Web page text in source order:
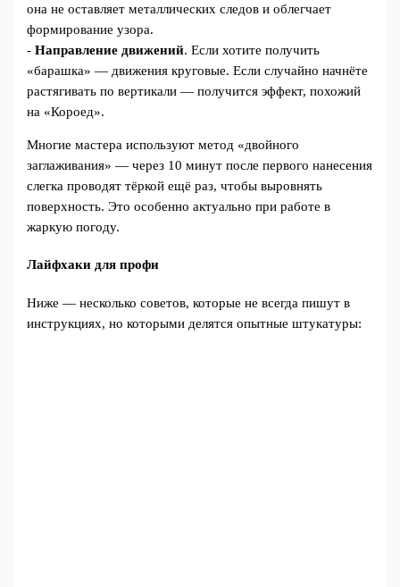
она не оставляет металлических следов и облегчает
формирование узора.
-Направление движений. Если хотите получить
«барашка» — движения круговые. Если случайно начнёте
растягивать по вертикали — получится эффект, похожий
на «Короед».
Многие мастера используют метод «двойного
заглаживания» — через 10 минут после первого нанесения
слегка проводят тёркой ещё раз, чтобы выровнять
поверхность. Это особенно актуально при работе в
жаркую погоду.
Лайфхаки для профи
Ниже — несколько советов, которые не всегда пишут в
инструкциях, но которыми делятся опытные штукатуры: